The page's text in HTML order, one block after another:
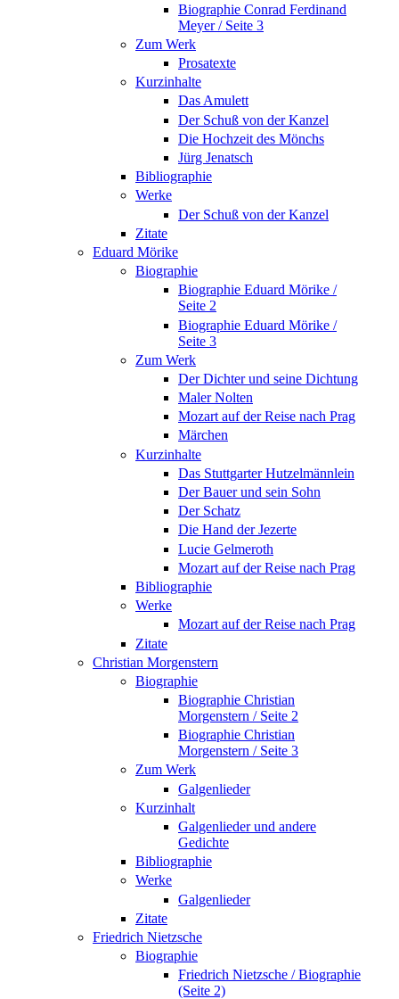
Biographie Conrad Ferdinand
Meyer / Seite 3
Zum Werk
Prosatexte
Kurzinhalte
Das Amulett
Der Schuß von der Kanzel
Die Hochzeit des Mönchs
Jürg Jenatsch
Bibliographie
Werke
Der Schuß von der Kanzel
Zitate
Eduard Mörike
Biographie
Biographie Eduard Mörike /
Seite 2
Biographie Eduard Mörike /
Seite 3
Zum Werk
Der Dichter und seine Dichtung
Maler Nolten
Mozart auf der Reise nach Prag
Märchen
Kurzinhalte
Das Stuttgarter Hutzelmännlein
Der Bauer und sein Sohn
Der Schatz
Die Hand der Jezerte
Lucie Gelmeroth
Mozart auf der Reise nach Prag
Bibliographie
Werke
Mozart auf der Reise nach Prag
Zitate
Christian Morgenstern
Biographie
Biographie Christian
Morgenstern / Seite 2
Biographie Christian
Morgenstern / Seite 3
Zum Werk
Galgenlieder
Kurzinhalt
Galgenlieder und andere
Gedichte
Bibliographie
Werke
Galgenlieder
Zitate
Friedrich Nietzsche
Biographie
Friedrich Nietzsche / Biographie
(Seite 2)